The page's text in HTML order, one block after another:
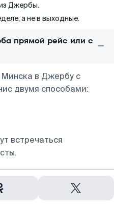
Джербы.
а не в выходные.
прямой рейс или с
в Джербу с
двумя способами:
встречаться